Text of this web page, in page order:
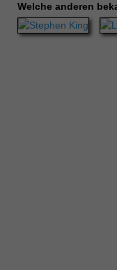
Welche anderen